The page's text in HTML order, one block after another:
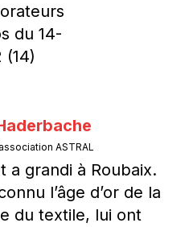
ASTRAL
a grandi à Roubaix.
l’âge d’or de la
du textile, lui ont